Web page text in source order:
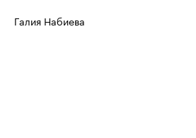
Галия Набиева